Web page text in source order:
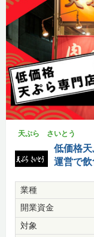
天ぷら さいとう
低価格
運営で飲
業種
開業資金
対象